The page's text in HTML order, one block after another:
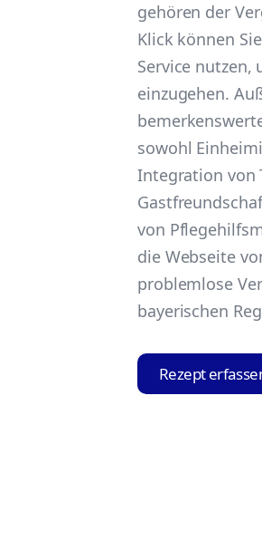
gehören der
Klick können
Service
einzugehen.
sowohl
Integration von
von
die Webseite
problemlose
bayerischen
Rezept